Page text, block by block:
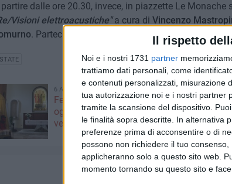
Il rispetto
Noi e i nostri 1731 partner
trattiamo dati personali, come
e contenuti personalizzati, misurazione
tua autorizzazione noi e i nostri partner
tramite la scansione del dispositivo.
le finalità sopra descritte. In alternativa
preferenze prima di acconsentire o di
possono non richiedere il tuo
applicheranno solo a questo sito web.
momento tornando su questo sito e
dalle ore 20.30, invece, in piazzette Le Monache
Visioni elettroacustiche"a cura di Vincenzo
. Parteciperà anche Angela Partipilo ,
6 AGOSTO 2026
Festa del Santissimo Salvatore:
oggi la solenne Messa con il
vescovo Mons. Domenico Basile